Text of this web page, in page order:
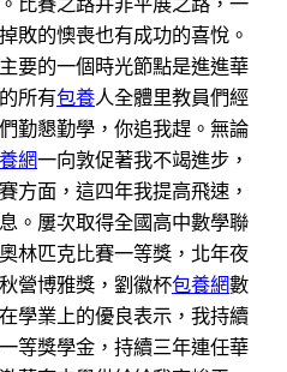
敗的懊喪也有成功的喜悅。
要的一個時光節點是進進華
所有包養人全體里教員們經
勤懇勤學，你追我趕。無論
網一向敦促著我不竭進步，
方面，這四年我提高飛速，
。屢次取得全國高中數學聯
林匹克比賽一等獎，北年夜
營博雅獎，劉徽杯包養網數
學業上的優良表示，我持續
等獎學金，持續三年連任華